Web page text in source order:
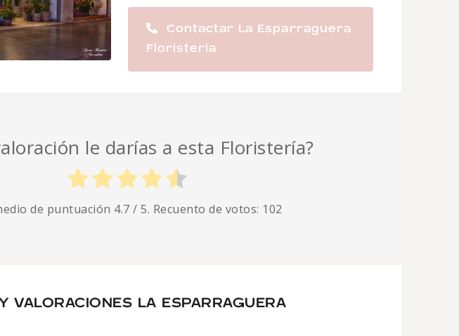
Contactar La Esparraguera
Floristeria
le darías a esta Floristería?
de puntuación 4.7 / 5. Recuento de votos: 102
VALORACIONES LA ESPARRAGUERA